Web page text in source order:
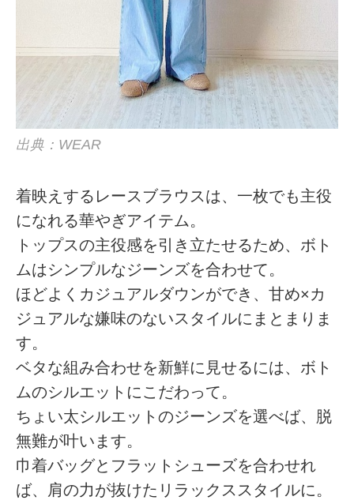
出典：WEAR
着映えするレースブラウスは、一枚でも主役
になれる華やぎアイテム。
トップスの主役感を引き立たせるため、ボト
ムはシンプルなジーンズを合わせて。
ほどよくカジュアルダウンができ、甘め×カ
ジュアルな嫌味のないスタイルにまとまりま
す。
ベタな組み合わせを新鮮に見せるには、ボト
ムのシルエットにこだわって。
ちょい太シルエットのジーンズを選べば、脱
無難が叶います。
巾着バッグとフラットシューズを合わせれ
ば、肩の力が抜けたリラックススタイルに。